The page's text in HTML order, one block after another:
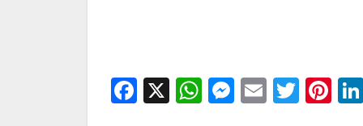
Facebook
X WhatsApp
Messenger
Email